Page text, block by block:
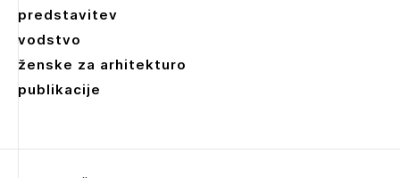
predstavitev
vodstvo
ženske za arhitekturo
publikacije